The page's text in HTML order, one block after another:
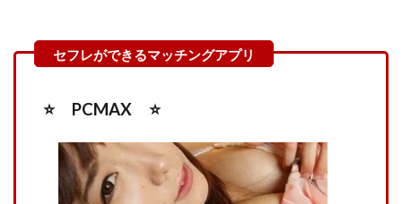
⭐️ PCMAX ⭐️